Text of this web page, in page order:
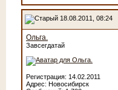
18.08.2011, 08:24
Ольга.
Завсегдатай
Регистрация: 14.02.2011
Адрес: Новосибирск